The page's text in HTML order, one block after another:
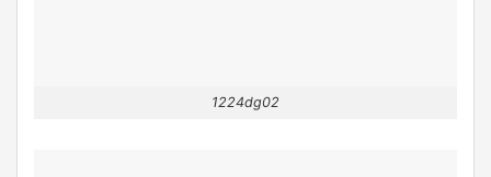
1224dg02